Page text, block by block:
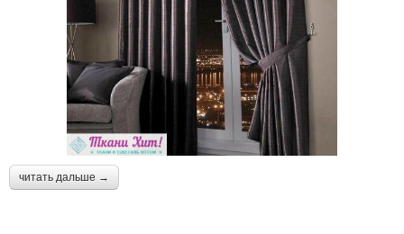
читать дальше →